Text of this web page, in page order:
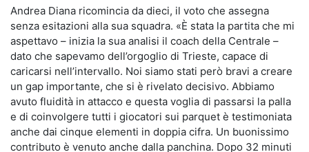
Andrea Diana ricomincia da dieci, il voto che assegna
senza esitazioni alla sua squadra. «È stata la partita che mi
aspettavo – inizia la sua analisi il coach della Centrale –
dato che sapevamo dell’orgoglio di Trieste, capace di
caricarsi nell’intervallo. Noi siamo stati però bravi a creare
un gap importante, che si è rivelato decisivo. Abbiamo
avuto fluidità in attacco e questa voglia di passarsi la palla
e di coinvolgere tutti i giocatori sui parquet è testimoniata
anche dai cinque elementi in doppia cifra. Un buonissimo
contributo è venuto anche dalla panchina. Dopo 32 minuti